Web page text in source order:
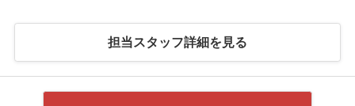
担当スタッフ詳細を見る